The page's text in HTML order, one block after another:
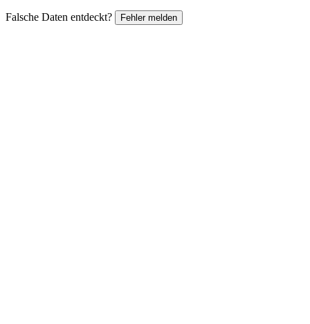
Falsche Daten entdeckt? Fehler melden